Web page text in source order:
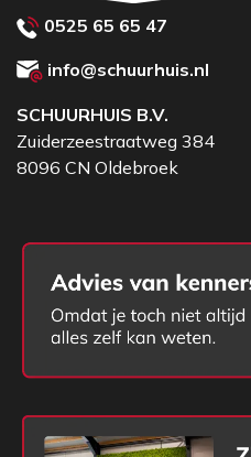
0525 65 65 47
info@schuurhuis.nl
SCHUURHUIS B.V.
Zuiderzeestraatweg 384
8096 CN Oldebroek